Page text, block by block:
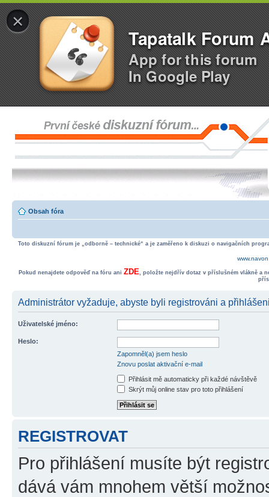
×
Tapatalk Forum
App for this forum
In Google Play
Obsah fóra
Toto diskuzní fórum je „odborně – technické“ a je zaměřeno k diskuzi o navigačních
Pokud nenajdete odpověď na fóru ani ZDE, položte nejdřív dotaz v příslušném vlákně a
Administrátor vyžaduje, abyste byli registrováni a
Uživatelské jméno:
Heslo:
Zapomněl(a) jsem heslo
Znovu poslat aktivační e-mail
Přihlásit mě automaticky při každé návštěvě
Skrýt můj online stav pro toto přihlášení
REGISTROVAT
Pro přihlášení musíte být
dává vám mnohem větší